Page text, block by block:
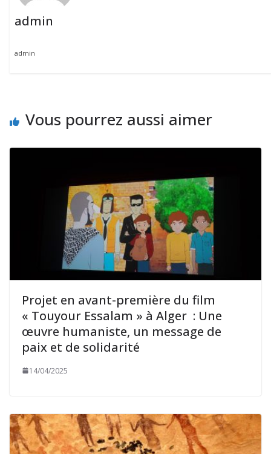
admin
admin
Vous pourrez aussi aimer
Projet en avant-première du film
« Touyour Essalam » à Alger : Une
œuvre humaniste, un message de
paix et de solidarité
14/04/2025